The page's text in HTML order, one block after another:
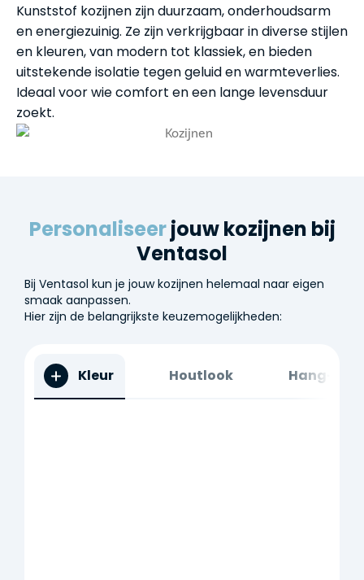
Kunststof kozijnen zijn duurzaam, onderhoudsarm
en energiezuinig. Ze zijn verkrijgbaar in diverse stijlen
en kleuren, van modern tot klassiek, en bieden
uitstekende isolatie tegen geluid en warmteverlies.
Ideaal voor wie comfort en een lange levensduur
zoekt.
Personaliseerjouw kozijnen bij
Ventasol
Bij Ventasol kun je jouw kozijnen helemaal naar eigen
smaak aanpassen.
Hier zijn de belangrijkste keuzemogelijkheden:
Kleur Houtlook Hang- en